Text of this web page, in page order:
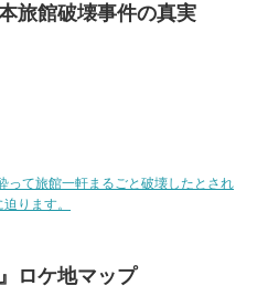
旅館破壊事件の真実
って旅館一軒まるごと破壊したとされ
ります。
ロケ地マップ